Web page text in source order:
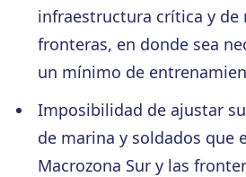
infraestructura crítica y de
fronteras, en donde sea
un mínimo de
Imposibilidad de ajustar
de marina y soldados que
Macrozona Sur y las